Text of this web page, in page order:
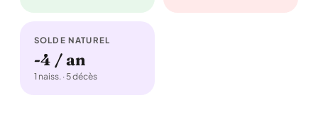
SOLDE NATUREL
-4 / an
1 naiss. · 5 décès